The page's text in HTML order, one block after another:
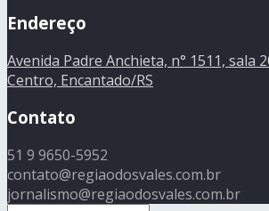
Endereço
Avenida Padre Anchieta, n° 1511, sala
Centro, Encantado/RS
Contato
51 9 9650-5952
contato@regiaodosvales.com.br
jornalismo@regiaodosvales.com.br